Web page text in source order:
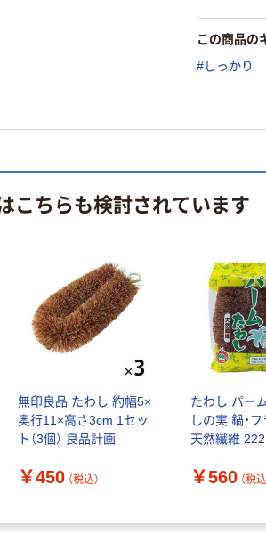
この商品の
#しっかり
こちらも検討されています
無印良品 たわし 約幅5×
奥行11×高さ3cm 1セッ
ト（3個） 良品計画
￥450 （税込）
たわし パー
しの実 鍋・
天然繊維
￥560 （税込